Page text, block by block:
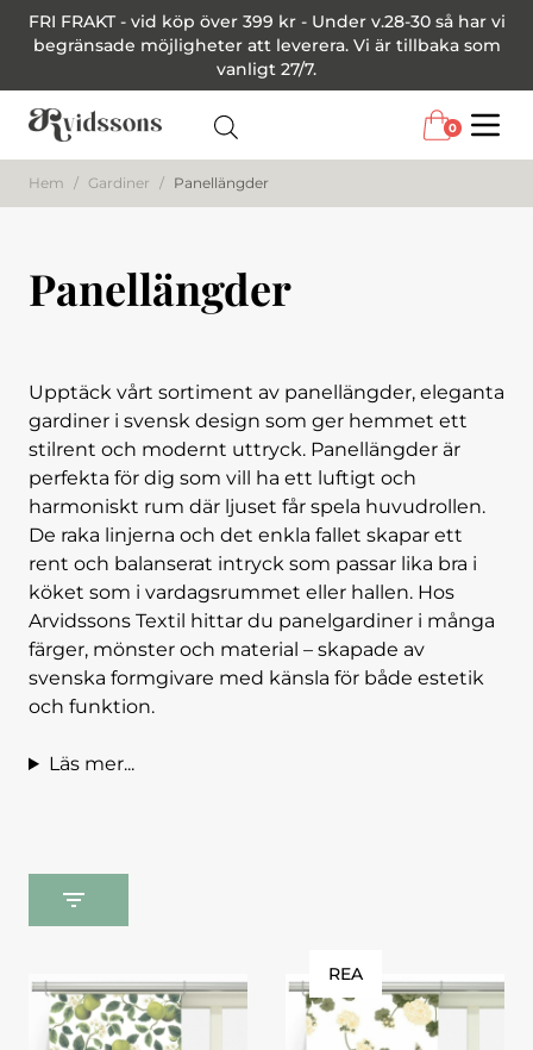
FRI FRAKT - vid köp över 399 kr - Under v.28-30 så har vi
begränsade möjligheter att leverera. Vi är tillbaka som
vanligt 27/7.
0
Hem / Gardiner / Panellängder
Panellängder
Upptäck vårt sortiment av panellängder, eleganta
gardiner i svensk design som ger hemmet ett
stilrent och modernt uttryck. Panellängder är
perfekta för dig som vill ha ett luftigt och
harmoniskt rum där ljuset får spela huvudrollen.
De raka linjerna och det enkla fallet skapar ett
rent och balanserat intryck som passar lika bra i
köket som i vardagsrummet eller hallen. Hos
Arvidssons Textil hittar du panelgardiner i många
färger, mönster och material – skapade av
svenska formgivare med känsla för både estetik
och funktion.
Läs mer...
REA